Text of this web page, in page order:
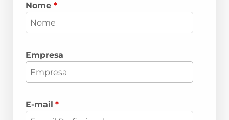
Nome *
Empresa
E-mail*